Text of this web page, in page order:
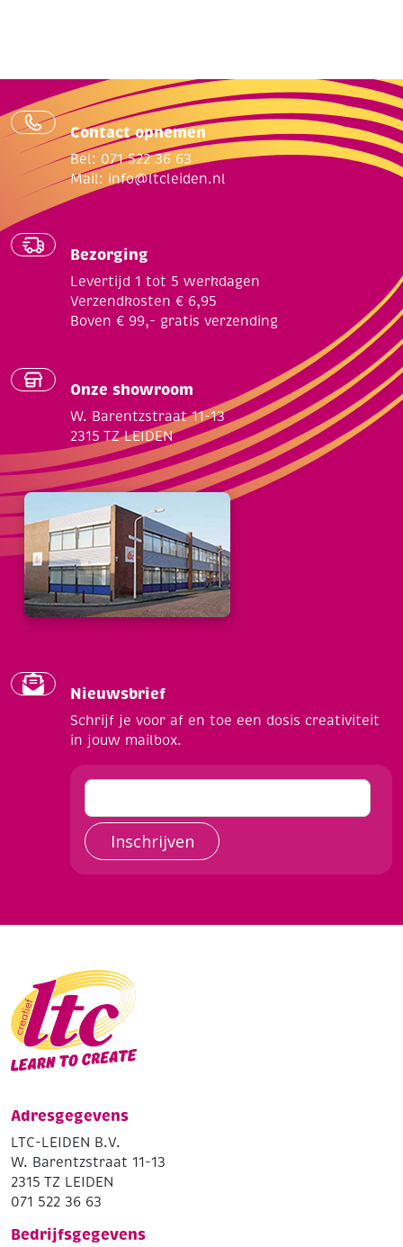
Contact opnemen
Bel: 071 522 36 63
Mail: info@ltcleiden.nl
Bezorging
Levertijd 1 tot 5 werkdagen
Verzendkosten € 6,95
Boven € 99,- gratis verzending
Onze showroom
W. Barentzstraat 11-13
2315 TZ LEIDEN
Nieuwsbrief
Schrijf je voor af en toe een dosis creativiteit
in jouw mailbox.
Inschrijven
Adresgegevens
LTC-LEIDEN B.V.
W. Barentzstraat 11-13
2315 TZ LEIDEN
071 522 36 63
Bedrijfsgegevens